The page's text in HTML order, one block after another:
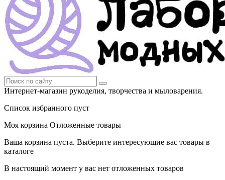
Интернет-магазин рукоделия, творчества и мыловарения.
Список избранного пуст
Моя корзина Отложенные товары
Ваша корзина пуста. Выберите интересующие вас товары в
каталоге
В настоящий момент у вас нет отложенных товаров